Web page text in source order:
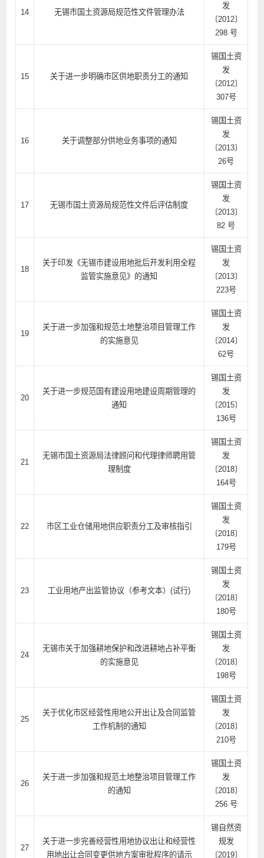
14 无锡市国土资源局规范性文件管理办法
发
〔2012〕
298 号
15 关于进一步明确市区供地职责分工的通知
锡国土资
发
〔2012〕
307号
16 关于调整部分供地业务事项的通知
锡国土资
发
〔2013〕
26号
17 无锡市国土资源局规范性文件后评估制度
锡国土资
发
〔2013〕
82 号
18
关于印发《无锡市建设用地批后开发利用全程
监管实施意见》的通知
锡国土资
发
〔2013〕
223号
19
关于进一步加强和规范土地整治项目管理工作
的实施意见
锡国土资
发
〔2014〕
62号
20
关于进一步规范国有建设用地建设周期管理的
通知
锡国土资
发
〔2015〕
136号
21
无锡市国土资源局法律顾问和代理律师聘用管
理制度
锡国土资
发
〔2018〕
164号
22 市区工业仓储用地供应职责分工及审核指引
锡国土资
发
〔2018〕
179号
23 工业用地产出监管协议（参考文本）(试行)
锡国土资
发
〔2018〕
180号
24
无锡市关于加强耕地保护和改进耕地占补平衡
的实施意见
锡国土资
发
〔2018〕
198号
25
关于优化市区经营性用地公开出让及合同监管
工作机制的通知
锡国土资
发
〔2018〕
210号
26
关于进一步加强和规范土地整治项目管理工作
的通知
锡国土资
发
〔2018〕
256 号
27
关于进一步完善经营性用地协议出让和经营性
用地出让合同变更供地方案审批程序的请示
锡自然资
规发
〔2019〕